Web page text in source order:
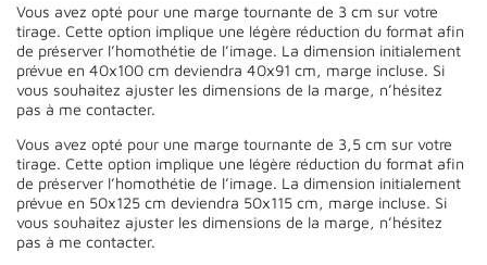
Vous avez opté pour une marge tournante de 3 cm sur votre
tirage. Cette option implique une légère réduction du format afin
de préserver l’homothétie de l’image. La dimension initialement
prévue en 40x100 cm deviendra 40x91 cm, marge incluse. Si
vous souhaitez ajuster les dimensions de la marge, n’hésitez
pas à me contacter.
Vous avez opté pour une marge tournante de 3,5 cm sur votre
tirage. Cette option implique une légère réduction du format afin
de préserver l’homothétie de l’image. La dimension initialement
prévue en 50x125 cm deviendra 50x115 cm, marge incluse. Si
vous souhaitez ajuster les dimensions de la marge, n’hésitez
pas à me contacter.